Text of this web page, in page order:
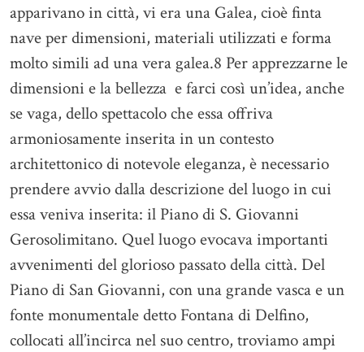
apparivano in città, vi era una Galea, cioè finta
nave per dimensioni, materiali utilizzati e forma
molto simili ad una vera galea.8 Per apprezzarne le
dimensioni e la bellezza e farci così un’idea, anche
se vaga, dello spettacolo che essa offriva
armoniosamente inserita in un contesto
architettonico di notevole eleganza, è necessario
prendere avvio dalla descrizione del luogo in cui
essa veniva inserita: il Piano di S. Giovanni
Gerosolimitano. Quel luogo evocava importanti
avvenimenti del glorioso passato della città. Del
Piano di San Giovanni, con una grande vasca e un
fonte monumentale detto Fontana di Delfino,
collocati all’incirca nel suo centro, troviamo ampi